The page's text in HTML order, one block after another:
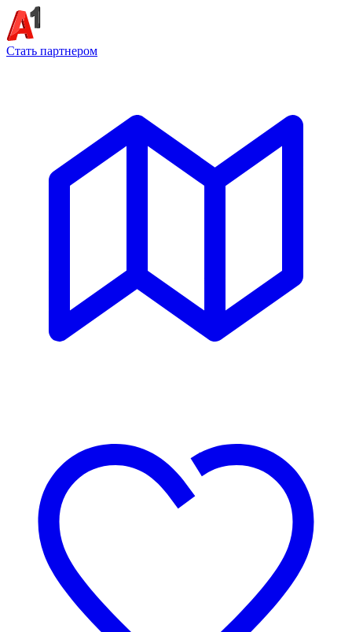
Стать партнером